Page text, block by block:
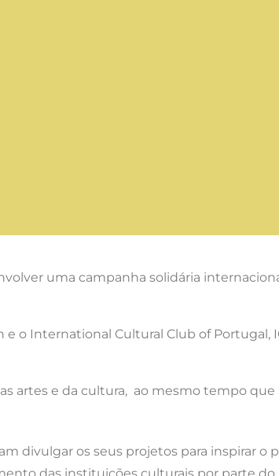
uma campanha solidária
o International Cultural Club of Portugal,
artes e da cultura, ao mesmo tempo
divulgar os seus projetos para inspirar o